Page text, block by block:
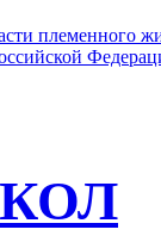
племенного